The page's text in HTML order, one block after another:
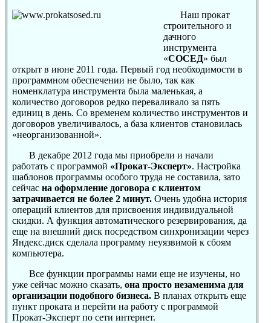
Наш прокат
строительного и
дачного
инструмента
«СОСЕД» был
открыт в июне 2011 года. Первый год необходимости в
программном обеспечении не было, так как
номенклатура инструмента была маленькая, а
количество договоров редко переваливало за пять
единиц в день. Со временем количество инструментов и
договоров увеличивалось, а база клиентов становилась
«неорганизованной».
В декабре 2012 года мы приобрели и начали
работать с программой «Прокат-Эксперт». Настройка
шаблонов программы особого труда не составила, зато
сейчас на оформление договора с клиентом
затрачивается не более 2 минут. Очень удобна история
операций клиентов для присвоения индивидуальной
скидки. А функция автоматического резервирования, да
еще на внешний диск посредством синхронизации через
Яндекс.диск сделала программу неуязвимой к сбоям
компьютера.
Все функции программы нами еще не изучены, но
уже сейчас можно сказать, она просто незаменима для
организации подобного бизнеса. В планах открыть еще
пункт проката и перейти на работу с программой
Прокат-Эксперт по сети интернет.